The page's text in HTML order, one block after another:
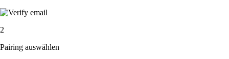
2
Pairing auswählen